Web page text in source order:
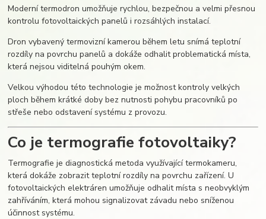
Moderní termodron umožňuje rychlou, bezpečnou a velmi přesnou
kontrolu fotovoltaických panelů i rozsáhlých instalací.
Dron vybavený termovizní kamerou během letu snímá teplotní
rozdíly na povrchu panelů a dokáže odhalit problematická místa,
která nejsou viditelná pouhým okem.
Velkou výhodou této technologie je možnost kontroly velkých
ploch během krátké doby bez nutnosti pohybu pracovníků po
střeše nebo odstavení systému z provozu.
Co je termografie fotovoltaiky?
Termografie je diagnostická metoda využívající termokameru,
která dokáže zobrazit teplotní rozdíly na povrchu zařízení. U
fotovoltaických elektráren umožňuje odhalit místa s neobvyklým
zahříváním, která mohou signalizovat závadu nebo sníženou
účinnost systému.